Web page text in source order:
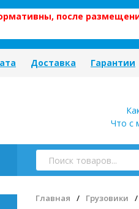
после
Доставка Гарантии
Что с
Главная / Грузовики /